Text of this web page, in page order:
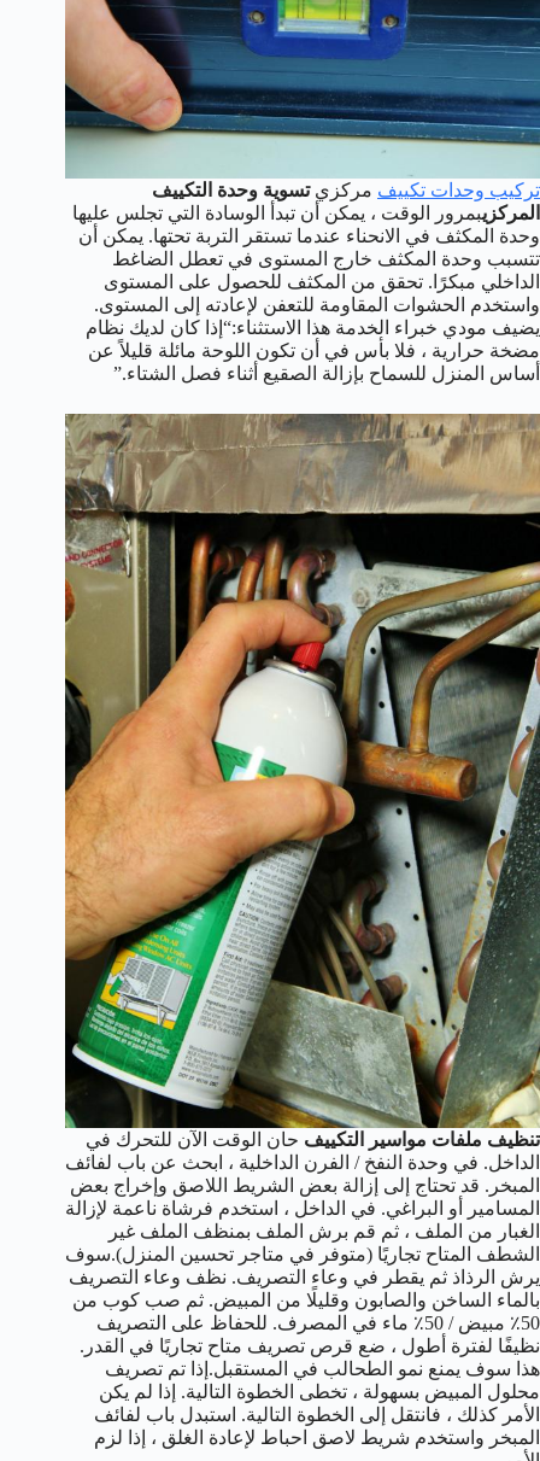
تركيب وحدات تكييف مركزيتسوية وحدة التكييف
المركزيبمرور الوقت ، يمكن أن تبدأ الوسادة التي تجلس عليها
وحدة المكثف في الانحناء عندما تستقر التربة تحتها. يمكن أن
تتسبب وحدة المكثف خارج المستوى في تعطل الضاغط
الداخلي مبكرًا. تحقق من المكثف للحصول على المستوى
واستخدم الحشوات المقاومة للتعفن لإعادته إلى المستوى.
يضيف مودي خبراء الخدمة هذا الاستثناء:“إذا كان لديك نظام
مضخة حرارية ، فلا بأس في أن تكون اللوحة مائلة قليلاً عن
أساس المنزل للسماح بإزالة الصقيع أثناء فصل الشتاء.”
تنظيف ملفات مواسير التكييف حان الوقت الآن للتحرك في
الداخل. في وحدة النفخ / الفرن الداخلية ، ابحث عن باب لفائف
المبخر. قد تحتاج إلى إزالة بعض الشريط اللاصق وإخراج بعض
المسامير أو البراغي. في الداخل ، استخدم فرشاة ناعمة لإزالة
الغبار من الملف ، ثم قم برش الملف بمنظف الملف غير
الشطف المتاح تجاريًا (متوفر في متاجر تحسين المنزل).سوف
يرش الرذاذ ثم يقطر في وعاء التصريف. نظف وعاء التصريف
بالماء الساخن والصابون وقليلًا من المبيض. ثم صب كوب من
50٪ مبيض / 50٪ ماء في المصرف. للحفاظ على التصريف
نظيفًا لفترة أطول ، ضع قرص تصريف متاح تجاريًا في القدر.
هذا سوف يمنع نمو الطحالب في المستقبل.إذا تم تصريف
محلول المبيض بسهولة ، تخطى الخطوة التالية. إذا لم يكن
الأمر كذلك ، فانتقل إلى الخطوة التالية. استبدل باب لفائف
المبخر واستخدم شريط لاصق احباط لإعادة الغلق ، إذا لزم